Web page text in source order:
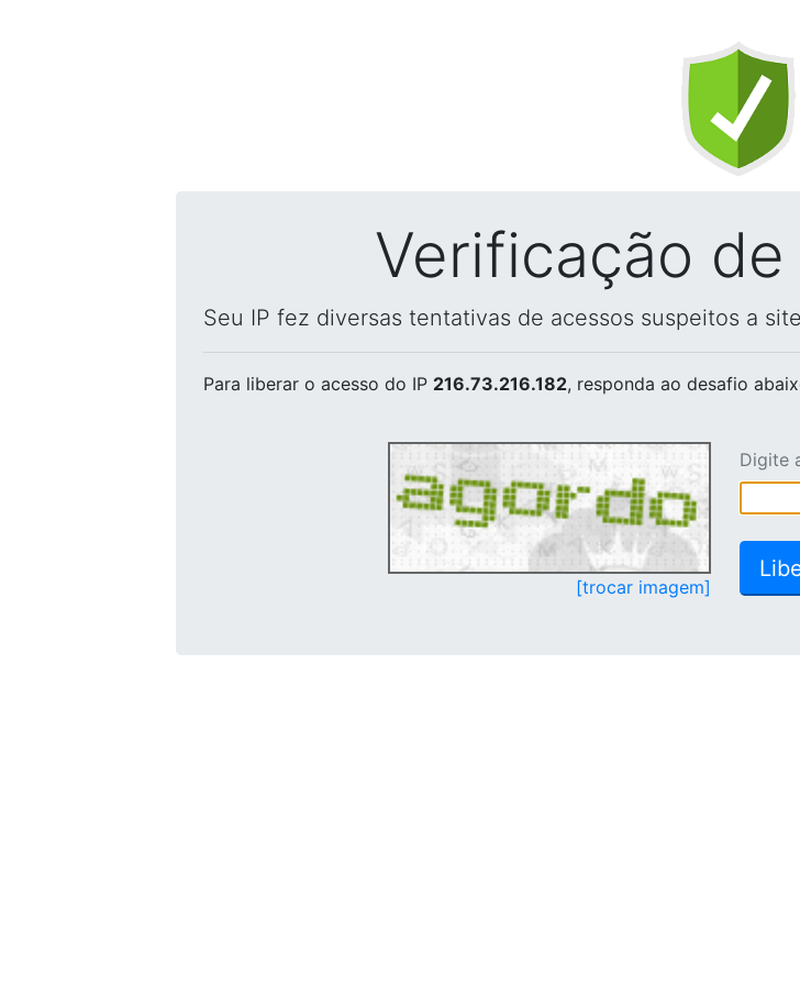
Verificação
Seu IP fez diversas tentativas de acessos suspeitos a
Para liberar o acesso do IP 216.73.216.182, responda ao desafio
[trocar imagem]
Digite